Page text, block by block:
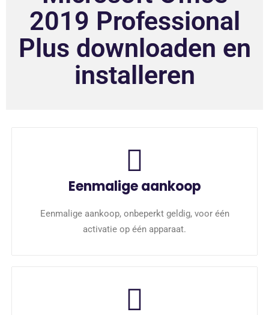
2019 Professional
Plus downloaden en
installeren
Eenmalige aankoop
Eenmalige aankoop, onbeperkt geldig, voor één
activatie op één apparaat.